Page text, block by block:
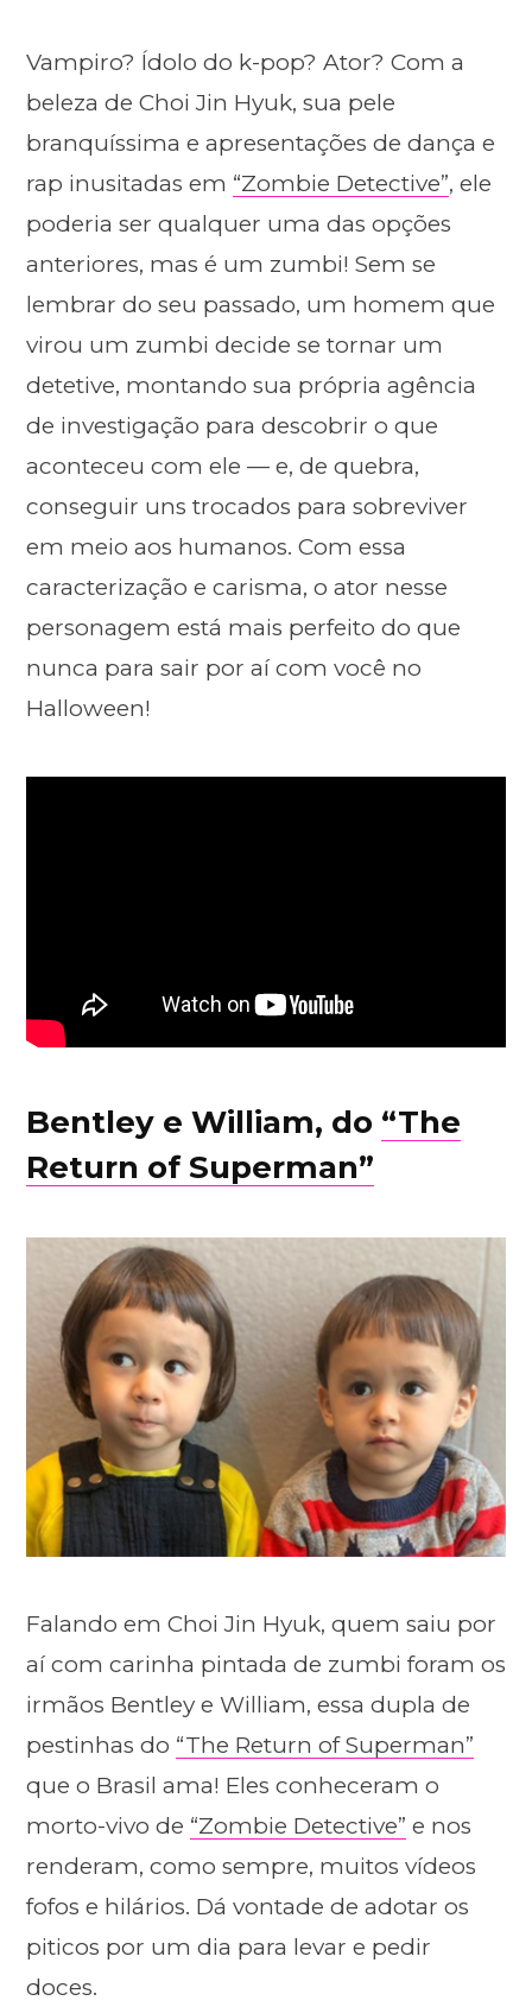
Vampiro? Ídolo do k-pop? Ator? Com a
beleza de Choi Jin Hyuk, sua pele
branquíssima e apresentações de dança e
rap inusitadas em “Zombie Detective”, ele
poderia ser qualquer uma das opções
anteriores, mas é um zumbi! Sem se
lembrar do seu passado, um homem que
virou um zumbi decide se tornar um
detetive, montando sua própria agência
de investigação para descobrir o que
aconteceu com ele — e, de quebra,
conseguir uns trocados para sobreviver
em meio aos humanos. Com essa
caracterização e carisma, o ator nesse
personagem está mais perfeito do que
nunca para sair por aí com você no
Halloween!
Bentley e William, do “The
Return of Superman”
Falando em Choi Jin Hyuk, quem saiu por
aí com carinha pintada de zumbi foram os
irmãos Bentley e William, essa dupla de
pestinhas do “The Return of Superman”
que o Brasil ama! Eles conheceram o
morto-vivo de “Zombie Detective” e nos
renderam, como sempre, muitos vídeos
fofos e hilários. Dá vontade de adotar os
piticos por um dia para levar e pedir
doces.